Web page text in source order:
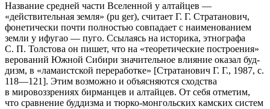
Название средней части Вселенной у алтайцев —
«действитель­ная зем­ля» (pu ger), считает Г. Г. Стратанович,
фонетически почти полно­стью совпадает с наименованием
земли у ифугао — пуго. Ссылаясь на исто­рика, этнографа
С. П. Толстова он пишет, что на «теоретические построе­ния»
ве­рований Южной Сибири значительное влияние оказал буд­
дизм, в «лама­истской переработке» [Стратанович Г. Г., 1987, с.
118—121]. Этим возможно и объясняются сходства
в мировоззрениях бирманцев и ал­тайцев. От себя отметим,
что сравнение буддизма и тюрко-монгольских камских систем